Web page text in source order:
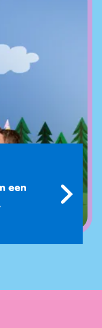
een